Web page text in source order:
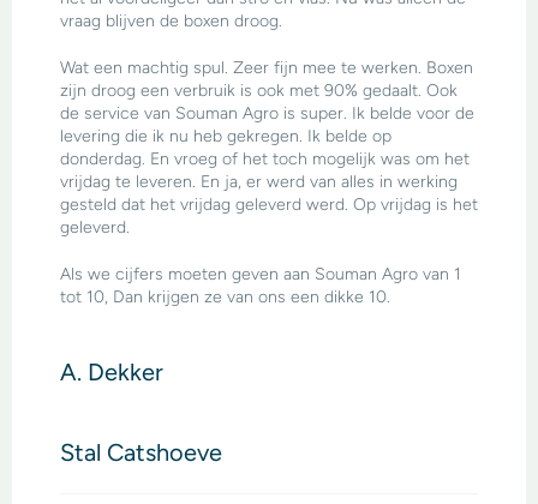
vraag blijven de boxen droog.
Wat een machtig spul. Zeer fijn mee te werken. Boxen
zijn droog een verbruik is ook met 90% gedaalt. Ook
de service van Souman Agro is super. Ik belde voor de
levering die ik nu heb gekregen. Ik belde op
donderdag. En vroeg of het toch mogelijk was om het
vrijdag te leveren. En ja, er werd van alles in werking
gesteld dat het vrijdag geleverd werd. Op vrijdag is het
geleverd.
Als we cijfers moeten geven aan Souman Agro van 1
tot 10, Dan krijgen ze van ons een dikke 10.
A. Dekker
Stal Catshoeve